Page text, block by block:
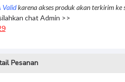
Validkarena akses produk akan terkirim ke
chat Admin >>
Pesanan